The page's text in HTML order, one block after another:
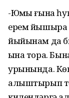
-Юҡмы ғына
ерем
йыйынам да
ҡына тора.
урынында.
алыштырып